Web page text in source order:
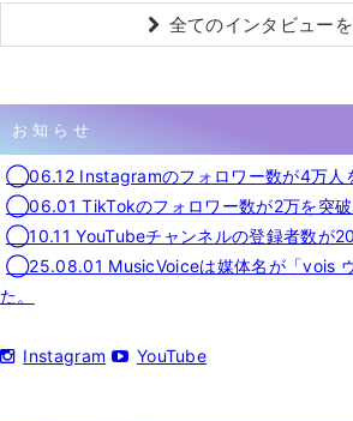
全てのインタビュー
お知らせ
◯06.12 Instagramのフォロワー数が4万人
◯06.01 TikTokのフォロワー数が2万を突破
◯10.11 YouTubeチャンネルの登録者数が20
◯25.08.01 MusicVoiceは媒体名が「vois
た。
Instagram YouTube